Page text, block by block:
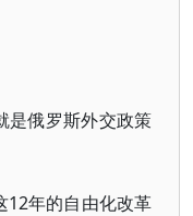
是俄罗斯外交政策
12年的自由化改革